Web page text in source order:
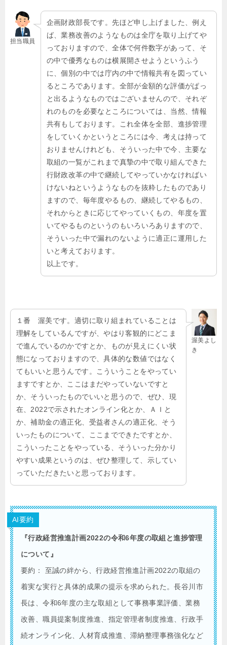
担当職員
企画財政部長です。先ほど申し上げました、例え
ば、業務改善のようなものは全庁を取り上げてや
っておりますので、全体で何件数字があって、そ
の中で優秀なものは横展開させようというふう
に、個別の中では庁内の中で情報共有を図ってい
るところであります。全部が金額的な評価がぱっ
と出るようなものではございませんので、それぞ
れのものを必要なところについては、当然、情報
共有もしております。これ全体を全部、進捗管理
をしていくかというところには今、考えは持って
おりませんけれども、そういった中で今、主要な
取組の一覧がこれまで真摯の中で取り組んできた
行財政改革の中で継続してやっていかなければい
けないねというようなものを抜粋したものであり
ますので、毎年度やるもの、継続してやるもの、
それからときに応じてやっていくもの、年度を置
いてやるものというのもいろいろありますので、
そういった中で漏れのないように適正に運用した
いと考えております。
以上です。
渥美よし
き
１番 渥美です。適切に取り組まれていることは
理解をしているんですが、やはり客観的にどこま
で進んでいるのかですとか、ものが見えにくい状
態になっておりますので、具体的な数値ではなく
てもいいと思うんです。こういうことをやってい
ますですとか、ここはまだやっていないですと
か、そういったものでいいと思うので、ぜひ、現
在、2022で示されたオンライン化とか、ＡＩと
か、補助金の適正化、受益者さんの適正化、そう
いったものについて、ここまでできたですとか、
こういったことをやっている、そういった分かり
やすい成果というのは、ぜひ整理して、示してい
っていただきたいと思っております。
AI要約
『行政経営推進計画2022の令和6年度の取組と進捗管理
について』
要約： 至誠の絆から、行政経営推進計画2022の取組の
着実な実行と具体的成果の提示を求められた。長谷川市
長は、令和6年度の主な取組として事務事業評価、業務
改善、職員提案制度推進、指定管理者制度推進、行政手
続オンライン化、人材育成推進、滞納整理事務強化など